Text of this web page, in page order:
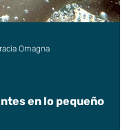
en lo pequeño
Omagna